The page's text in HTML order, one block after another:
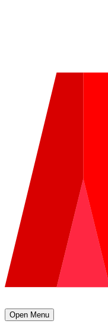
Open Menu